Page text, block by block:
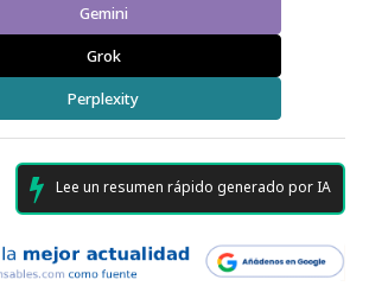
Gemini
Grok
Perplexity
Lee un resumen rápido generado por IA